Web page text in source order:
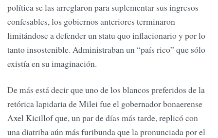
política se las arreglaron para suplementar sus ingresos
confesables, los gobiernos anteriores terminaron
limitándose a defender un statu quo inflacionario y por lo
tanto insostenible. Administraban un “país rico” que sólo
existía en su imaginación.
De más está decir que uno de los blancos preferidos de la
retórica lapidaria de Milei fue el gobernador bonaerense
Axel Kicillof que, un par de días más tarde, replicó con
una diatriba aún más furibunda que la pronunciada por el